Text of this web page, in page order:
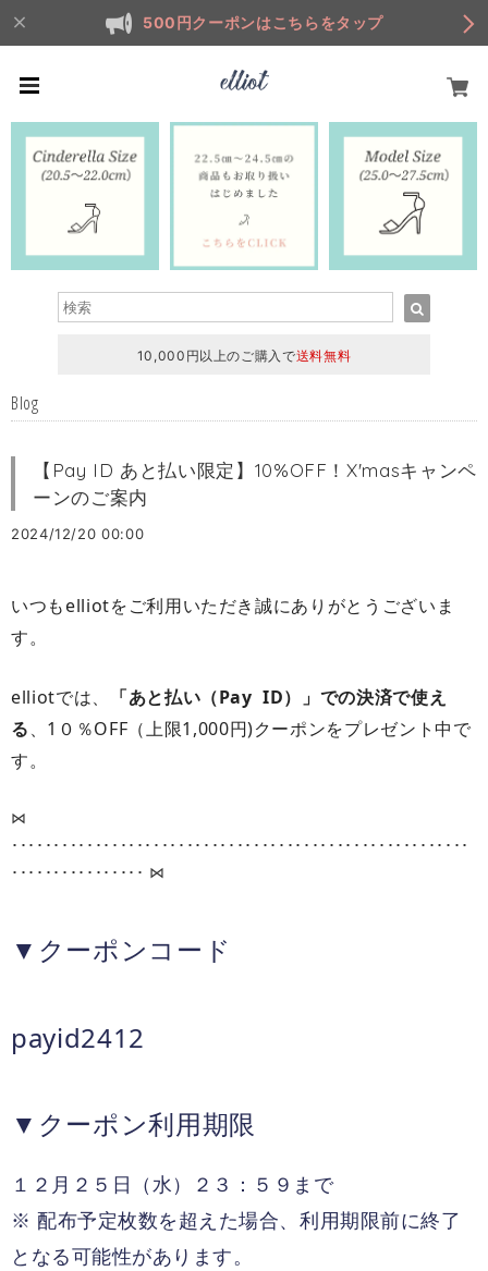
500円クーポンはこちらをタップ
10,000円以上のご購入で送料無料
Blog
【Pay ID あと払い限定】10%OFF！X'masキャンペ
ーンのご案内
2024/12/20 00:00
いつも elliotをご利用いただき誠にありがとうございま
す。
elliotでは、 「あと払い（Pay ID）」での決済で使え
る
1０ ％OFF （上限1,000円)クーポンをプレゼント中で
す。
⋈
･････････････････････････ ･････････････････････････ ･････
････････････････ ⋈
▼ クーポンコード
payid2412
▼ クーポン利用期限
１２月２５日（水）２３：５９まで
※ 配布予定枚数を超えた場合、利用期限前に終了
となる可能性があります。